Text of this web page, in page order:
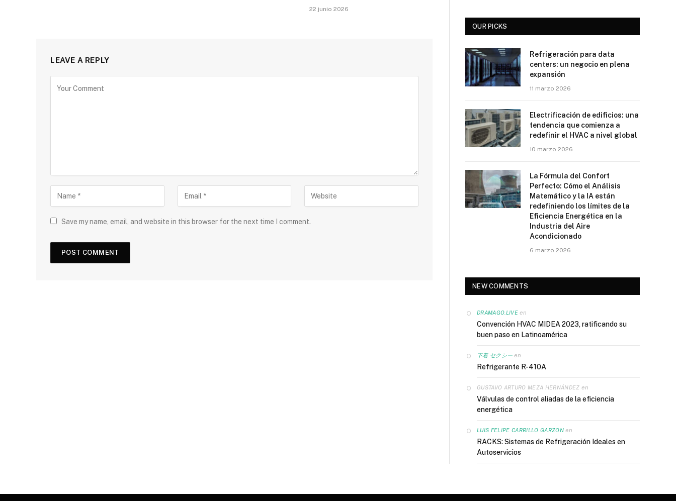
22 junio 2026
LEAVE A REPLY
Save my name, email, and website in this browser for the next time I comment.
OUR PICKS
Refrigeración para data
centers: un negocio en plena
expansión
11 marzo 2026
Electrificación de edificios: una
tendencia que comienza a
redefinir el HVAC a nivel global
10 marzo 2026
La Fórmula del Confort
Perfecto: Cómo el Análisis
Matemático y la IA están
redefiniendo los límites de la
Eficiencia Energética en la
Industria del Aire
Acondicionado
6 marzo 2026
NEW COMMENTS
DRAMAGO.LIVEen
Convención HVAC MIDEA 2023, ratificando su
buen paso en Latinoamérica
下着 セクシー en
Refrigerante R-410A
GUSTAVO ARTURO MEZA HERNÁNDEZ en
Válvulas de control aliadas de la eficiencia
energética
LUIS FELIPE CARRILLO GARZONen
RACKS: Sistemas de Refrigeración Ideales en
Autoservicios